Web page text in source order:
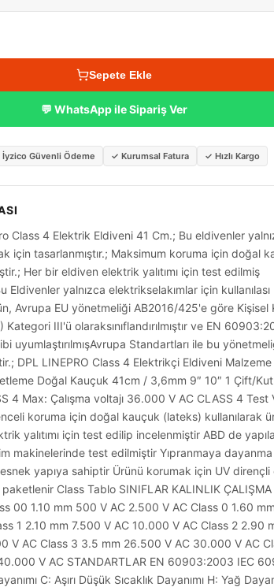
Sepete Ekle
💬 WhatsApp ile Sipariş Ver
İyzico Güvenli Ödeme ✓ Kurumsal Fatura ✓ Hızlı Kargo
Class 4 Elektrik Eldiveni 41 Cm.; Bu eldivenler
için tasarlanmıştır.; Maksimum koruma için doğal
Her bir eldiven elektrik yalıtımı için test edilmiş
Eldivenler yalnızca elektrikselakımlar için kullanılası
Avrupa EU yönetmeliği AB2016/425'e göre Kişisel
Kategori III'ü olaraksınıflandırılmıştır ve EN
uyumlaştırılmışAvrupa Standartları ile bu
DPL LINEPRO Class 4 Elektrikçi Eldiveni
Doğal Kauçuk 41cm / 3,6mm 9″ 10″ 1 Çift/
4 Max: Çalışma voltajı 36.000 V AC CLASS 4 Test
koruma için doğal kauçuk (lateks) kullanılarak
yalıtımı için test edilip incelenmiştir ABD de
makinelerinde test edilmiştir Yıpranmaya
yapıya sahiptir Ürünü korumak için UV
Class Tablo SINIFLAR KALINLIK ÇALIŞMA
00 1.10 mm 500 V AC 2.500 V AC Class 0 1.60
1 2.10 mm 7.500 V AC 10.000 V AC Class 2 2.90
V AC Class 3 3.5 mm 26.500 V AC 30.000 V AC
V AC STANDARTLAR EN 60903:2003 IEC
C: Aşırı Düşük Sıcaklık Dayanımı H: Yağ